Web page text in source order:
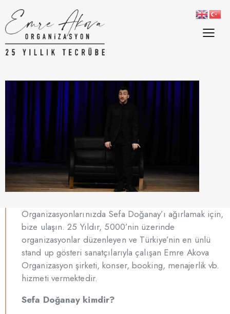
Organizasyonlarınızda Sefa Doğanay’ı ağırlamak için,
bize ulaşın. 25 Yıldır, 5000’nin üzerinde
organizasyonlar düzenleyen ve Türkiye’nin en ünlü
stand up gösteri sanatçılarıyla çalışan Emre Akova
Organizasyon şirketi, konser, booking, menajerlik vb.
hizmeti vermektedir.
Sefa Doğanay kimdir?